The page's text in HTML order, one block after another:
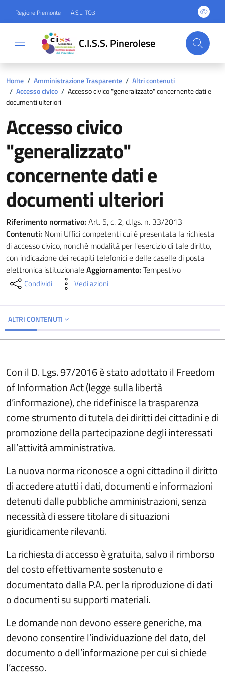
Regione Piemonte A.S.L. TO3
C.I.S.S. Pinerolese
Home / Amministrazione Trasparente / Altri contenuti
/ Accesso civico / Accesso civico "generalizzato" concernente dati e
documenti ulteriori
Accesso civico
"generalizzato"
concernente dati e
documenti ulteriori
Riferimento normativo: Art. 5, c. 2, d.lgs. n. 33/2013
Contenuti: Nomi Uffici competenti cui è presentata la richiesta
di accesso civico, nonchè modalità per l'esercizio di tale diritto,
con indicazione dei recapiti telefonici e delle caselle di posta
elettronica istituzionaleAggiornamento: Tempestivo
Condividi Vedi azioni
ALTRI CONTENUTI
Con il D. Lgs. 97/2016 è stato adottato il Freedom
of Information Act (legge sulla libertà
d’informazione), che ridefinisce la trasparenza
come strumento di tutela dei diritti dei cittadini e di
promozione della partecipazione degli interessati
all’attività amministrativa.
La nuova norma riconosce a ogni cittadino il diritto
di accedere atutti i dati, documenti e informazioni
detenuti dalle pubbliche amministrazioni, senza
necessità di essere titolare di situazioni
giuridicamente rilevanti.
La richiesta di accesso è gratuita, salvo il rimborso
del costo effettivamente sostenuto e
documentato dalla P.A. per la riproduzione di dati
o documenti su supporti materiali.
Le domande non devono essere generiche, ma
devono consentire l’individuazione del dato, del
documento o dell’informazione per cui si chiede
l’accesso.